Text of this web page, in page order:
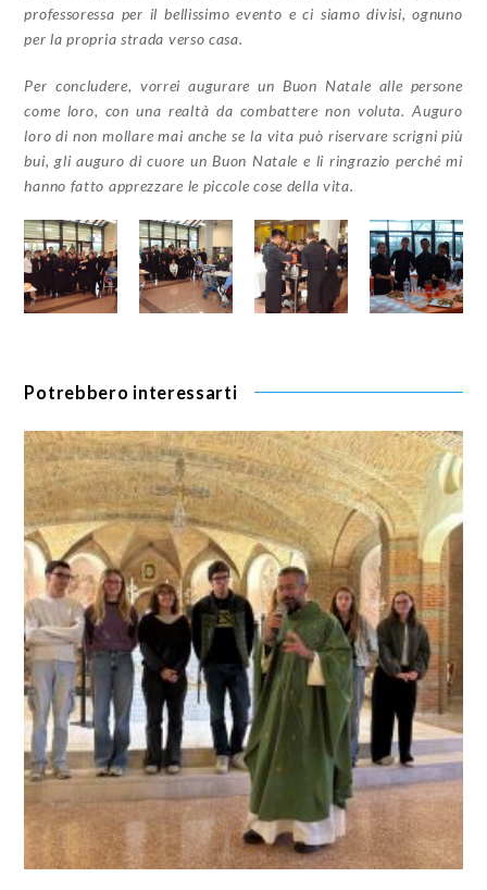
professoressa per il bellissimo evento e ci siamo divisi, ognuno
per la propria strada verso casa.
Per concludere, vorrei augurare un Buon Natale alle persone
come loro, con una realtà da combattere non voluta. Auguro
loro di non mollare mai anche se la vita può riservare scrigni più
bui, gli auguro di cuore un Buon Natale e li ringrazio perché mi
hanno fatto apprezzare le piccole cose della vita.
Potrebbero interessarti